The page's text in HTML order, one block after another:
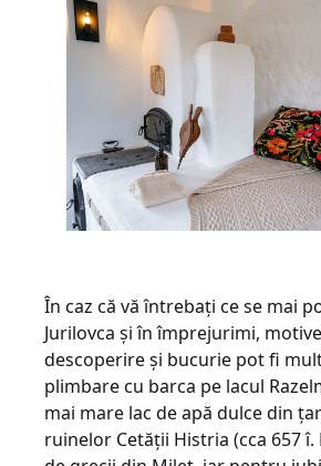
În caz că vă întrebați ce se mai
Jurilovca și în împrejurimi,
descoperire și bucurie pot fi
plimbare cu barca pe lacul
mai mare lac de apă dulce din
ruinelor Cetății Histria (cca 657 î.